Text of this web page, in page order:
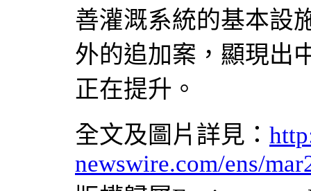
善灌溉系統的基本設
外的追加案，顯現出
正在提升。
全文及圖片詳見：
newswire.com/ens/